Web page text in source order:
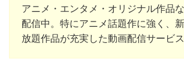
アニメ・エンタメ・オリジナル作品
配信中。 特にアニメ話題作に強く、
放題作品が充実した動画配信サービス